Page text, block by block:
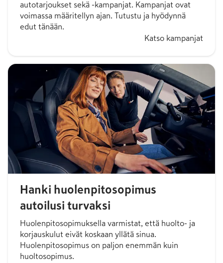
autotarjoukset sekä -kampanjat. Kampanjat ovat
voimassa määritellyn ajan. Tutustu ja hyödynnä
edut tänään.
Katso kampanjat
Hanki huolenpitosopimus
autoilusi turvaksi
Huolenpitosopimuksella varmistat, että huolto- ja
korjauskulut eivät koskaan yllätä sinua.
Huolenpitosopimus on paljon enemmän kuin
huoltosopimus.